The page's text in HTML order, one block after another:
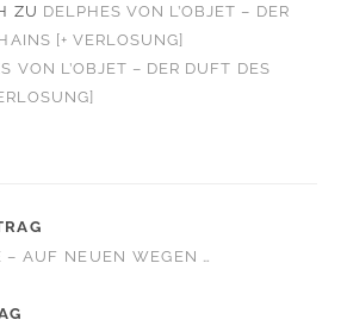
ZU DELPHES VON L’OBJET – DER
[+ VERLOSUNG]
VON L’OBJET – DER DUFT DES
AUF NEUEN WEGEN …